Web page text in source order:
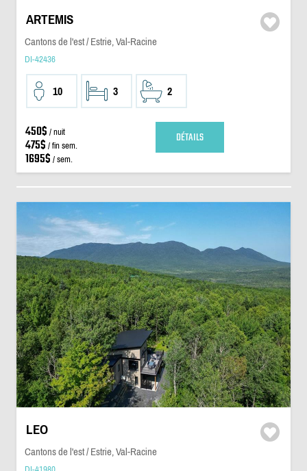
ARTEMIS
Cantons de l'est / Estrie, Val-Racine
DI-42436
10 3 2
450$ / nuit
475$ / fin sem.
1695$ / sem.
DÉTAILS
LEO
Cantons de l'est / Estrie, Val-Racine